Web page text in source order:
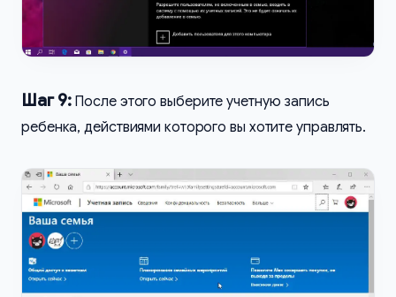
Шаг 9: После этого выберите учетную запись
ребенка, действиями которого вы хотите управлять.